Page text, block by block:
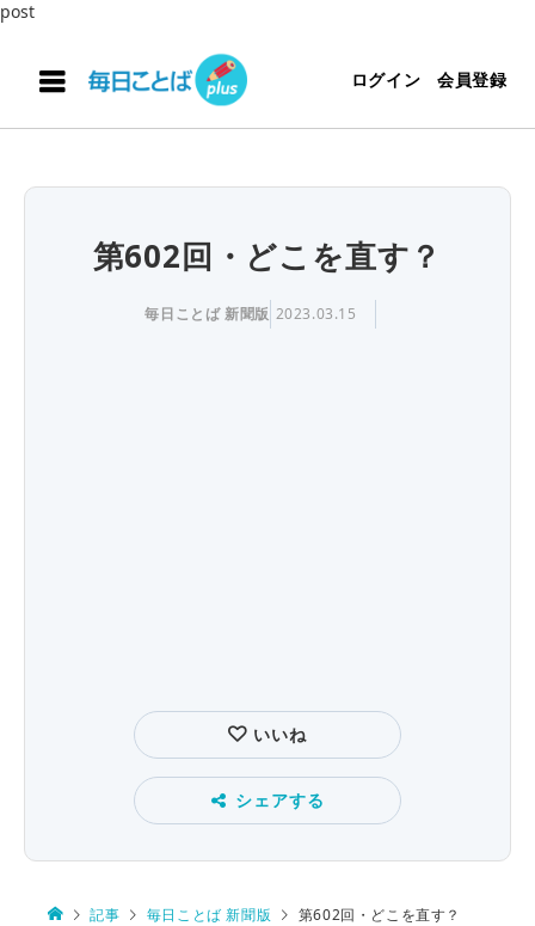
post
ログイン 会員登録
第602回・どこを直す？
毎日ことば 新聞版 2023.03.15
いいね
シェアする
記事 毎日ことば 新聞版 第602回・どこを直す？